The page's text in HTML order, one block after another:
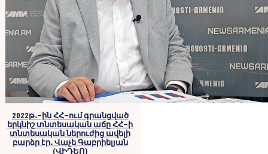
2022թ․–ին ՀՀ–ում գրանցված
երկնիշ տնտեսական աճը ՀՀ–ի
տնտեսական ներուժից ավելի
բարձր էր․ Վաչե Գաբրիելյան
(ՎԻԴԵՈ)